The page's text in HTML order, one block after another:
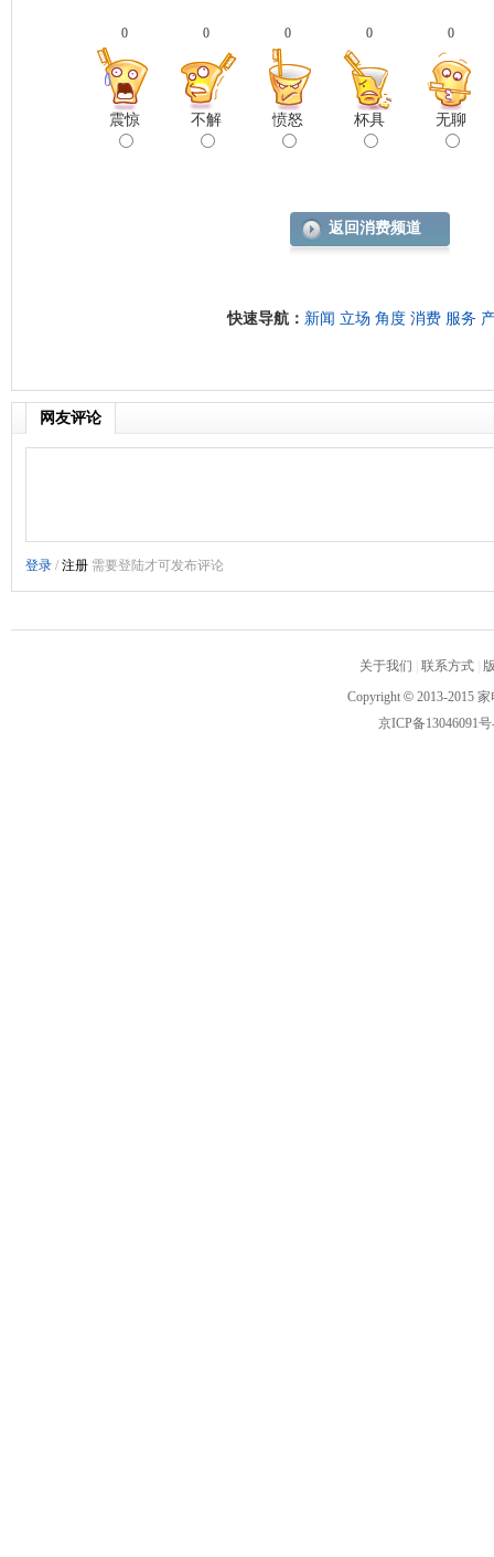
0
震惊
0
不解
0
愤怒
0
杯具
0
无聊
返回消费频道
快速导航： 新闻 立场 角度 消费 服务
网友评论
关于我们 联系方式
Copyright © 2013-2015
京ICP备13046091号